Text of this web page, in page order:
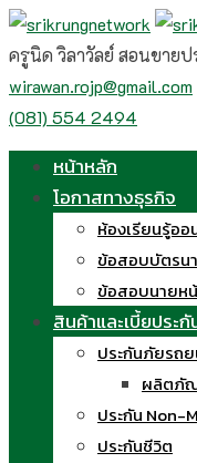
Skip
to
content
ครูนิด วิลาวัลย์ สอนขาย
wirawan.rojp@gmail.com
(081) 554 2494
หน้าหลัก
โอกาสทางธุรกิจ
ห้องเรียนรู้ออ
ข้อสอบบัตรน
ข้อสอบนายห
สินค้าและเบี้ยประกั
ประกันภัยรถ
ผลิตภั
ประกัน Non-
ประกันชีวิต